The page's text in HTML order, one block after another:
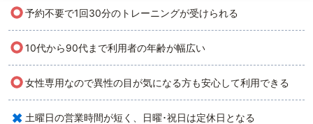
○予約不要で1回30分のトレーニングが受けられる
○10代から90代まで利用者の年齢が幅広い
○女性専用なので異性の目が気になる方も安心して利用できる
× 土曜日の営業時間が短く、日曜･祝日は定休日となる